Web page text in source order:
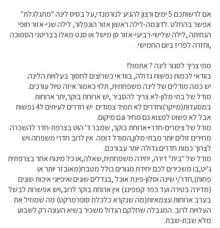
אם לרשותכם 5 ימים ורצון להגיע לנורמנדי,על בסיס לינה "מתגלגלת"
אפשר בהחלט .לדוגמה-לילה ראשון אזור הונפלור, לילה שני-אזור חופי
הנחיתה ,לילה שלישי-רביעי-אזור סן מישל או סנט מאלו בבריטני הסמוכה
,וחזרה לפריז ביום החמישי.
מתי צריך לסגור לינה ? אתמול!
בוודאי לכמות נפשות גדולה, בוודאי כשרוצים לחסוך בעלויות הלינה.
יש כמה מודלים של לינה משפחתית, תלוי כאמור איזה טיול עורכים.
מודל של בתי מלון-לא צריך להסביר ,יש ארוחת בוקר,יתר ארוחות
במסעדות(מייקר)וחדרים לא תמיד צמודים. יש חדרים לעיתים ל4 נפשות
אבל לא פשוט למצוא גם מחיר וגם מיקום.
מודל של צימרים-חדר+ארוחת בוקר, שמבר ד' הוט בצרפת-חדר להשכרה.
מחירים זולים יותר מבתי מלון,המודל דומה. אין לרוב חדרי משפחה ויש
לצרוך כמות חדרים גדולה יותר עבורכם.
מודל של "בית" דירה, יחידה משפחתית,שאלה,או כל מינוח אחר בצרפתית
ג'יט,בו משכירים לכם יחידת מגורים כולל מטבח(מאובזר יותר או
פחות),חדר/י שינה וסלון-פינת אוכל ,בגדלים שונים ואיפיוני איכות שונים
(מדירה בטירה ועד כפר קמפינג) אין ארוחת בוקר לרוב,ויש אפשרות לבשל
בערב ארוחות עצמאיות(מה שנקרא כלכלת סופרמרקט) מה שמוזיל את
העלויות לרוב. המגבלה שחלקם הגדול משכיר בשיא העונה רק לשבוע
מלא שבת-שבת.